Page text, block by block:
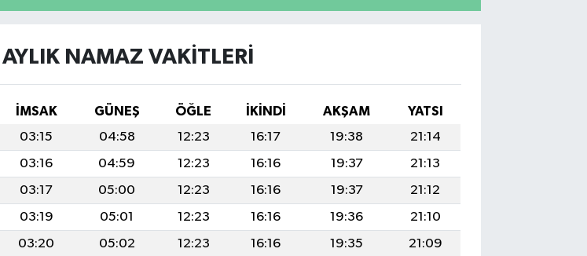
NAMAZ VAKITLERI
İMSAK GÜNEŞ ÖĞLE İKINDI AKŞAM
YATSI
03:15 04:58 12:23 16:17 19:38
21:14
03:16 04:59 12:23 16:16 19:37
21:13
03:17 05:00 12:23 16:16 19:37
21:12
03:19 05:01 12:23 16:16 19:36
21:10
03:20 05:02 12:23 16:16 19:35
21:09